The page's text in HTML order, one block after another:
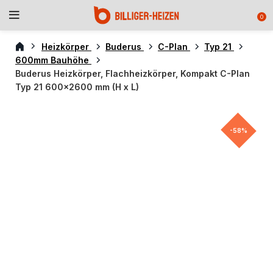
0
Heizkörper Buderus C-Plan
Typ 21
600mm Bauhöhe
Buderus Heizkörper, Flachheizkörper, Kompakt C-Plan
Typ 21 600×2600 mm (H x L)
-58%